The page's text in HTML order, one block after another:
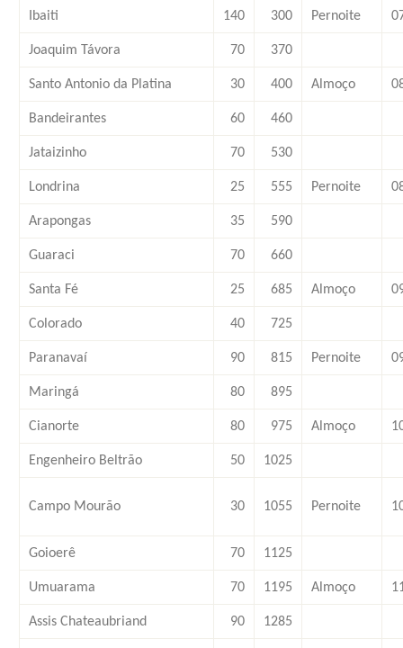
Ibaiti 140 300 Pernoite
Joaquim Távora 70 370
Santo Antonio da Platina 30 400 Almoço
Bandeirantes 60 460
Jataizinho 70 530
Londrina 25 555 Pernoite
Arapongas 35 590
Guaraci 70 660
Santa Fé 25 685 Almoço
Colorado 40 725
Paranavaí 90 815 Pernoite
Maringá 80 895
Cianorte 80 975 Almoço
Engenheiro Beltrão 50 1025
Campo Mourão 30 1055 Pernoite
Goioerê 70 1125
Umuarama 70 1195 Almoço
Assis Chateaubriand 90 1285